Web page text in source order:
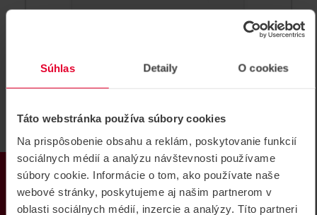
Súhlas Detaily O cookies
Táto webstránka používa súbory cookies
Na prispôsobenie obsahu a reklám, poskytovanie funkcií
sociálnych médií a analýzu návštevnosti používame
súbory cookie. Informácie o tom, ako používate naše
webové stránky, poskytujeme aj našim partnerom v
oblasti sociálnych médií, inzercie a analýzy. Títo partneri
PRODUKTY
krabička
Originálna plastová krabička na ZX8, PGM4 a PARAVOX
PBOX